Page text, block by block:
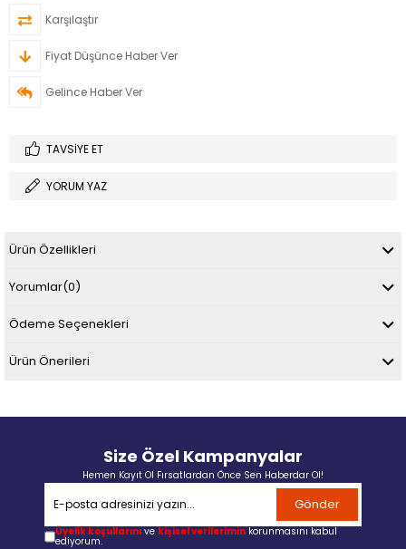
Karşılaştır
Fiyat Düşünce Haber Ver
Gelince Haber Ver
TAVSIYE ET
YORUM YAZ
Ürün Özellikleri
Yorumlar(0)
Ödeme Seçenekleri
Ürün Önerileri
Size Özel Kampanyalar
Hemen Kayıt Ol Fırsatlardan Önce Sen Haberdar Ol!
Gönder
Üyelik koşullarını ve kişisel verilerimin korunmasını kabul
ediyorum.